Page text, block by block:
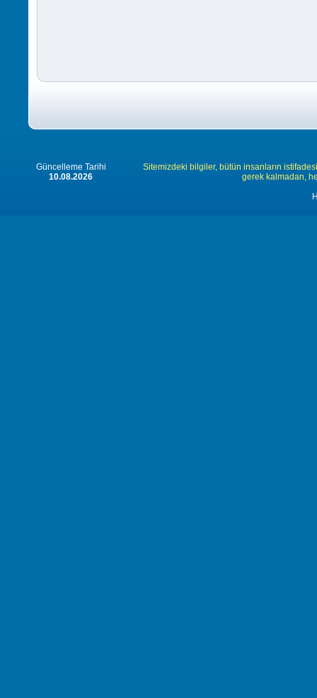
Güncelleme Tarihi
10.08.2026
Sitemizdeki bilgiler, bütün insanların
gerek kalmadan,